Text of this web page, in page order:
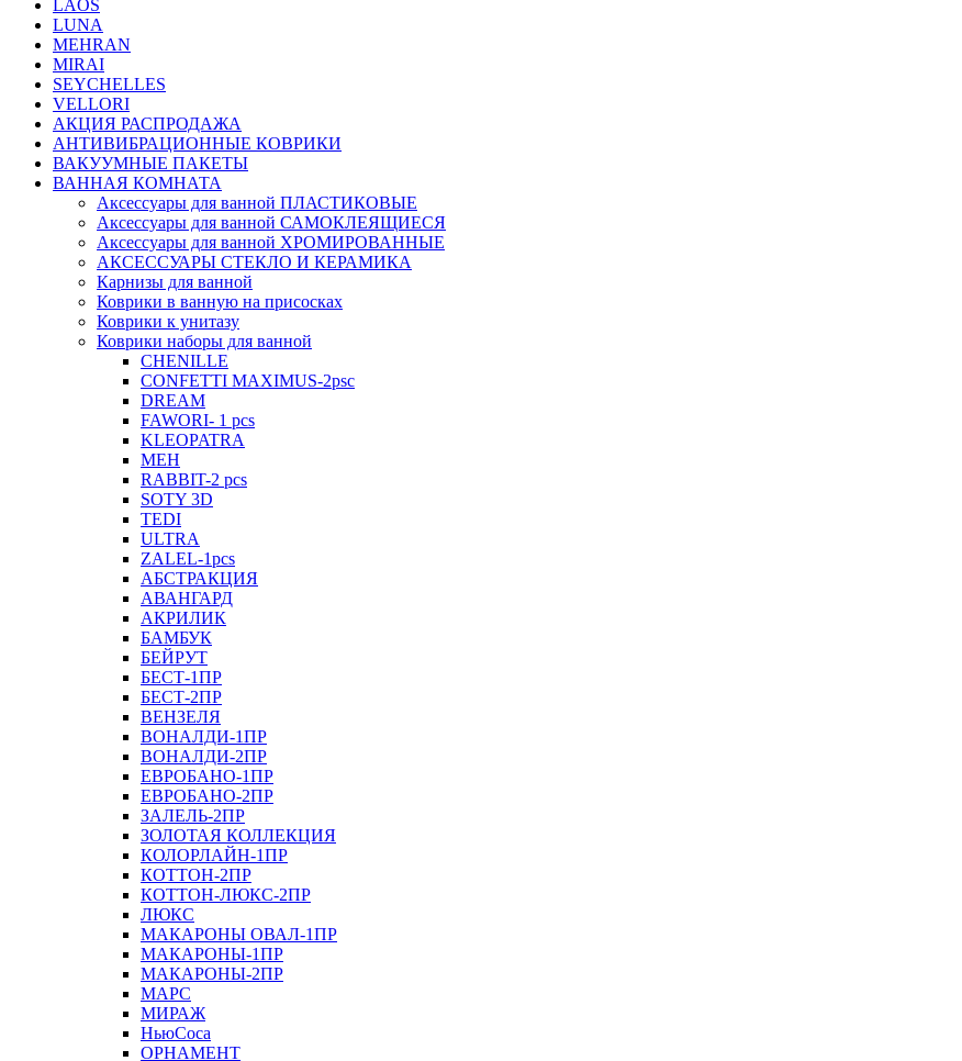
LAOS
LUNA
MEHRAN
MIRAI
SEYCHELLES
VELLORI
АКЦИЯ РАСПРОДАЖА
АНТИВИБРАЦИОННЫЕ КОВРИКИ
ВАКУУМНЫЕ ПАКЕТЫ
ВАННАЯ КОМНАТА
Аксессуары для ванной ПЛАСТИКОВЫЕ
Аксессуары для ванной САМОКЛЕЯЩИЕСЯ
Аксессуары для ванной ХРОМИРОВАННЫЕ
АКСЕССУАРЫ СТЕКЛО И КЕРАМИКА
Карнизы для ванной
Коврики в ванную на присосках
Коврики к унитазу
Коврики наборы для ванной
CHENILLE
CONFETTI MAXIMUS-2psc
DREAM
FAWORI- 1 pcs
KLEOPATRA
MEH
RABBIT-2 pcs
SOTY 3D
TEDI
ULTRA
ZALEL-1pcs
АБСТРАКЦИЯ
АВАНГАРД
АКРИЛИК
БАМБУК
БЕЙРУТ
БЕСТ-1ПР
БЕСТ-2ПР
ВЕНЗЕЛЯ
ВОНАЛДИ-1ПР
ВОНАЛДИ-2ПР
ЕВРОБАНО-1ПР
ЕВРОБАНО-2ПР
ЗАЛЕЛЬ-2ПР
ЗОЛОТАЯ КОЛЛЕКЦИЯ
КОЛОРЛАЙН-1ПР
КОТТОН-2ПР
КОТТОН-ЛЮКС-2ПР
ЛЮКС
МАКАРОНЫ ОВАЛ-1ПР
МАКАРОНЫ-1ПР
МАКАРОНЫ-2ПР
МАРС
МИРАЖ
НьюСоса
ОРНАМЕНТ